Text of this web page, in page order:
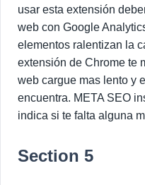
usar esta extensión
web con Google
elementos ralentizan la
extensión de Chrome te
web cargue mas lento y
encuentra. META SEO
indica si te falta alguna
Section 5